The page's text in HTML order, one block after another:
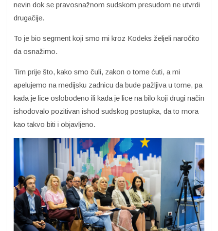
nevin dok se pravosnažnom sudskom presudom ne utvrdi
drugačije.
To je bio segment koji smo mi kroz Kodeks željeli naročito
da osnažimo.
Tim prije što, kako smo čuli, zakon o tome ćuti, a mi
apelujemo na medijsku zadnicu da bude pažljiva u tome, pa
kada je lice oslobođeno ili kada je lice na bilo koji drugi način
ishodovalo pozitivan ishod sudskog postupka, da to mora
kao takvo biti i objavljeno.